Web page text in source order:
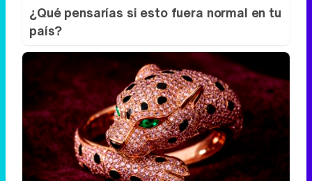
¿Qué pensarías si esto fuera normal en tu
país?